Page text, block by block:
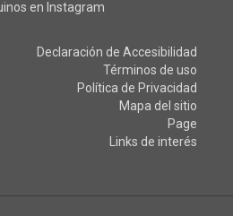
Declaración de Accesibilidad
Términos de uso
Política de Privacidad
Mapa del sitio
Page
Links de interés